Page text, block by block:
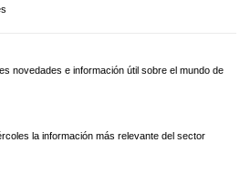
novedades e información útil sobre el mundo de
la información más relevante del sector